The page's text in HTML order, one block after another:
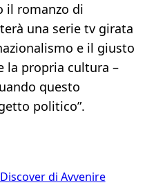
il romanzo di
una serie tv girata
e il giusto
la propria cultura –
questo
politico”.
di Avvenire